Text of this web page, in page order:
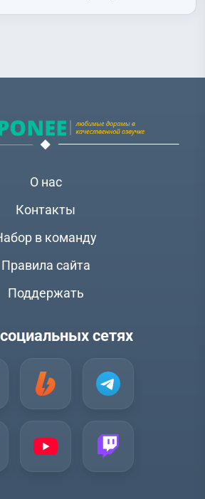
О нас
Контакты
в команду
Правила сайта
Поддержать
сетях